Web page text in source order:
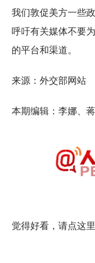
我们敦促美方一些
呼吁有关媒体不要
的平台和渠道。
来源：外交部网站
本期编辑：李娜、蒋
觉得好看，请点这